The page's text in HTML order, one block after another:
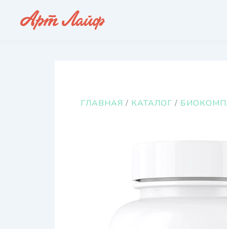
ГЛАВНАЯ / КАТАЛОГ /